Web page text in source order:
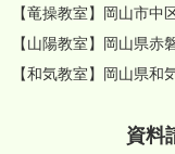
【竜操教室】岡山市中
【山陽教室】岡山県赤
【和気教室】岡山県和
資料